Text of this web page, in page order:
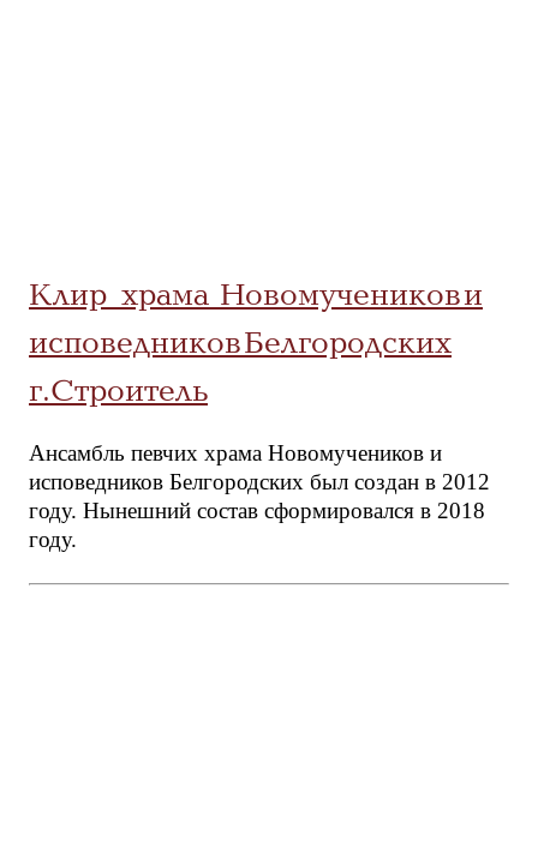
Клир храма Новомучеников и
исповедников Белгородских
г.Строитель
Ансамбль певчих храма Новомучеников и
исповедников Белгородских был создан в 2012
году. Нынешний состав сформировался в 2018
году.